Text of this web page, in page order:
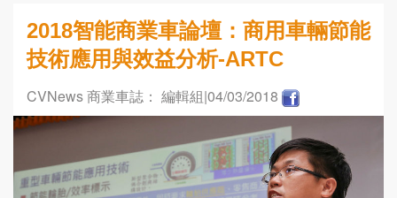
2018智能商業車論壇：商用車輛節能
技術應用與效益分析-ARTC
CVNews 商業車誌： 編輯組|04/03/2018